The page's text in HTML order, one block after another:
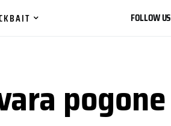
FOLLOW US
pogone